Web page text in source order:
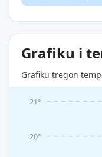
Grafiku i
Grafiku tregon
20°
21°